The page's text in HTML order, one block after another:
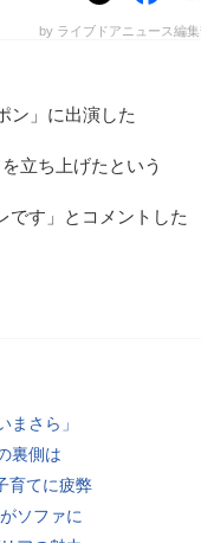
by ライブドアニュース編
ン」に出演した
立ち上げたという
です」とコメントした
まさら」
裏側は
育てに疲弊
ソファに